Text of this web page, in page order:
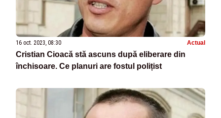
16 oct. 2023, 08:30 Actual
Cristian Cioacă stă ascuns după eliberare din
închisoare. Ce planuri are fostul polițist